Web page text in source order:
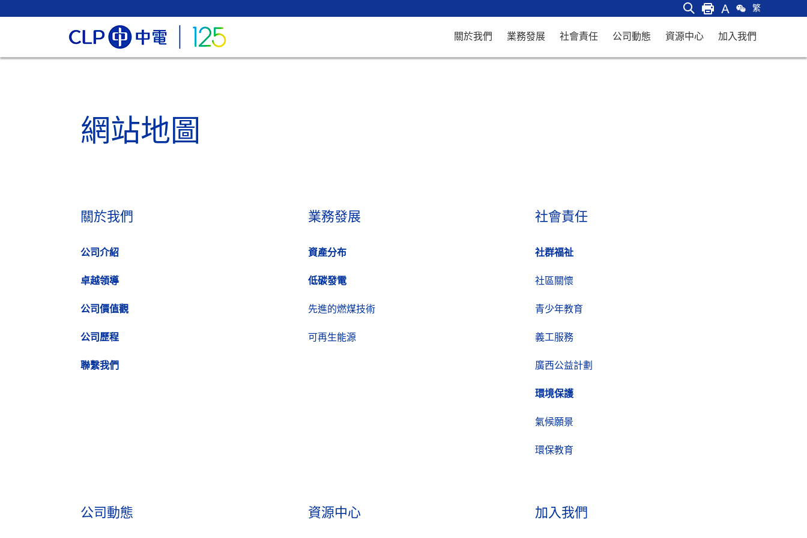
繁
關於我們 業務發展 社會責任 公司動態 資源中心 加入我們
網站地圖
關於我們
公司介紹
卓越領導
公司價值觀
公司歷程
聯繫我們
業務發展
資產分布
低碳發電
先進的燃煤技術
可再生能源
社會責任
社群福祉
社區關懷
青少年教育
義工服務
廣西公益計劃
環境保護
氣候願景
環保教育
公司動態 資源中心 加入我們